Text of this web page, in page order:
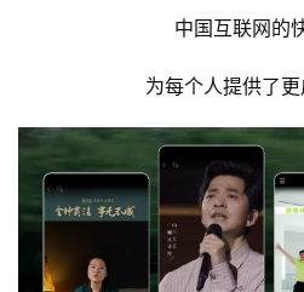
中国互联网的
为每个人提供了